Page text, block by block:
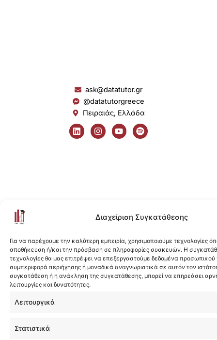
Διαχείριση Συγκατάθεσης
Για να παρέχουμε την καλύτερη εμπειρία, χρησιμοποιούμε τεχνολογίες
αποθήκευση ή/και την πρόσβαση σε πληροφορίες συσκευών. Η
τεχνολογίες θα μας επιτρέψει να επεξεργαστούμε δεδομένα
συμπεριφορά περιήγησης ή μοναδικά αναγνωριστικά σε αυτόν τον
συγκατάθεση ή η ανάκληση της συγκατάθεσης, μπορεί να επηρεάσει
λειτουργίες και δυνατότητες.
Λειτουργικά
Στατιστικά
ask@datatutor.gr
@datatutorgreece
Πειραιάς, Ελλάδα
L
i
n
I
n
s
Y
o
u
S
p
o